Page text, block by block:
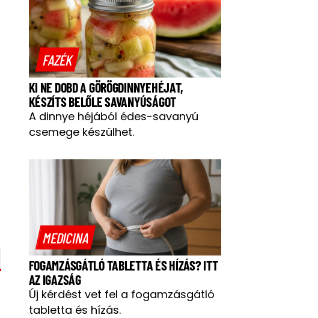
FAZÉK
KI NE DOBD A GÖRÖGDINNYEHÉJAT,
KÉSZÍTS BELŐLE SAVANYÚSÁGOT
A dinnye héjából édes-savanyú
csemege készülhet.
MEDICINA
FOGAMZÁSGÁTLÓ TABLETTA ÉS HÍZÁS? ITT
AZ IGAZSÁG
Új kérdést vet fel a fogamzásgátló
tabletta és hízás.